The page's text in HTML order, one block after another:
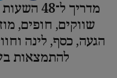
מדריך
שווקים, חופים,
הגעה, כסף, לינה
להתמצאות